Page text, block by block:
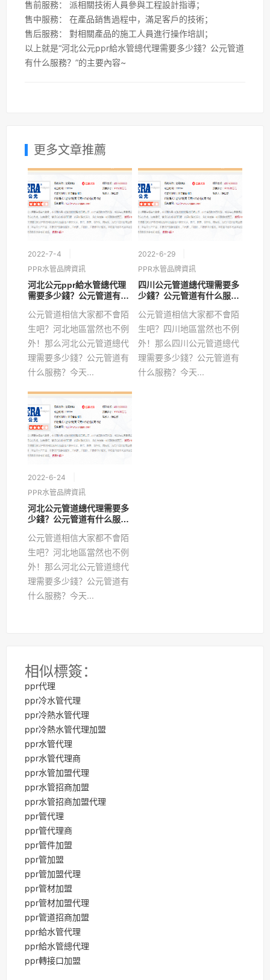
售前服務： 派相關技術人員參與工程設計指導；
售中服務： 在產品銷售過程中，滿足客戶的技術；
售后服務： 對相關產品的施工人員進行操作培訓；
以上就是“河北公元ppr給水管總代理需要多少錢？公元管道
有什么服務？”的主要內容~
更多文章推薦
2022-7-4
PPR水管品牌資訊
河北公元ppr給水管總代理
需要多少錢？公元管道有什
公元管道相信大家都不會陌
生吧？河北地區當然也不例
外！那么河北公元管道總代
理需要多少錢？公元管道有
什么服務？今天...
2022-6-29
PPR水管品牌資訊
四川公元管道總代理需要多
少錢？公元管道有什么服
公元管道相信大家都不會陌
生吧？四川地區當然也不例
外！那么四川公元管道總代
理需要多少錢？公元管道有
什么服務？今天...
2022-6-24
PPR水管品牌資訊
河北公元管道總代理需要多
少錢？公元管道有什么服
公元管道相信大家都不會陌
生吧？河北地區當然也不例
外！那么河北公元管道總代
理需要多少錢？公元管道有
什么服務？今天...
相似標簽：
ppr代理
ppr冷水管代理
ppr冷熱水管代理
ppr冷熱水管代理加盟
ppr水管代理
ppr水管代理商
ppr水管加盟代理
ppr水管招商加盟
ppr水管招商加盟代理
ppr管代理
ppr管代理商
ppr管件加盟
ppr管加盟
ppr管加盟代理
ppr管材加盟
ppr管材加盟代理
ppr管道招商加盟
ppr給水管代理
ppr給水管總代理
ppr轉接口加盟